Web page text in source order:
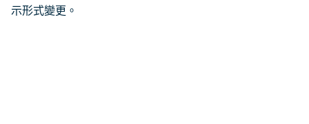
示形式變更。